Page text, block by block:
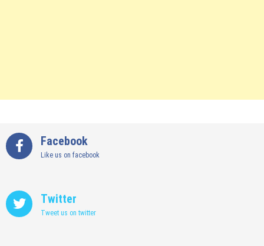
Facebook
Like us on facebook
Twitter
Tweet us on twitter